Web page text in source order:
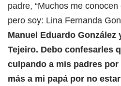
padre, “Muchos me
pero soy: Lina Fernanda
Manuel Eduardo González
Tejeiro. Debo confesarles
culpando a mis padres
más a mi papá por no